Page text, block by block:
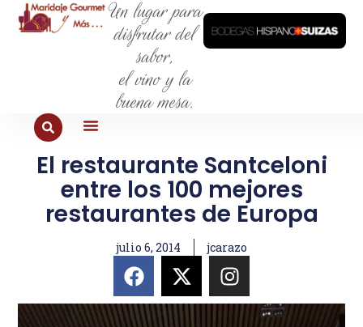
Un lugar para
disfrutar del
sabor,
el vino y la
buena mesa.
El restaurante Santceloni
entre los 100 mejores
restaurantes de Europa
julio 6, 2014 jcarazo